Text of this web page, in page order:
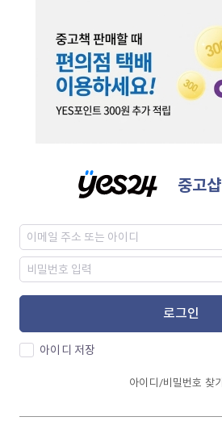
중고
로그인
아이디 저장
아이디/비밀번호 찾기